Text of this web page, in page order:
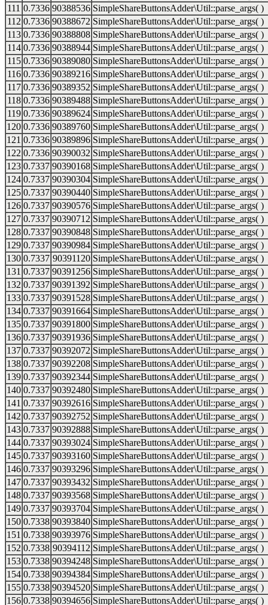
111 0.7336 90388536 SimpleShareButtonsAdder\Util::parse_args( )
112 0.7336 90388672 SimpleShareButtonsAdder\Util::parse_args( )
113 0.7336 90388808 SimpleShareButtonsAdder\Util::parse_args( )
114 0.7336 90388944 SimpleShareButtonsAdder\Util::parse_args( )
115 0.7336 90389080 SimpleShareButtonsAdder\Util::parse_args( )
116 0.7336 90389216 SimpleShareButtonsAdder\Util::parse_args( )
117 0.7336 90389352 SimpleShareButtonsAdder\Util::parse_args( )
118 0.7336 90389488 SimpleShareButtonsAdder\Util::parse_args( )
119 0.7336 90389624 SimpleShareButtonsAdder\Util::parse_args( )
120 0.7336 90389760 SimpleShareButtonsAdder\Util::parse_args( )
121 0.7336 90389896 SimpleShareButtonsAdder\Util::parse_args( )
122 0.7336 90390032 SimpleShareButtonsAdder\Util::parse_args( )
123 0.7337 90390168 SimpleShareButtonsAdder\Util::parse_args( )
124 0.7337 90390304 SimpleShareButtonsAdder\Util::parse_args( )
125 0.7337 90390440 SimpleShareButtonsAdder\Util::parse_args( )
126 0.7337 90390576 SimpleShareButtonsAdder\Util::parse_args( )
127 0.7337 90390712 SimpleShareButtonsAdder\Util::parse_args( )
128 0.7337 90390848 SimpleShareButtonsAdder\Util::parse_args( )
129 0.7337 90390984 SimpleShareButtonsAdder\Util::parse_args( )
130 0.7337 90391120 SimpleShareButtonsAdder\Util::parse_args( )
131 0.7337 90391256 SimpleShareButtonsAdder\Util::parse_args( )
132 0.7337 90391392 SimpleShareButtonsAdder\Util::parse_args( )
133 0.7337 90391528 SimpleShareButtonsAdder\Util::parse_args( )
134 0.7337 90391664 SimpleShareButtonsAdder\Util::parse_args( )
135 0.7337 90391800 SimpleShareButtonsAdder\Util::parse_args( )
136 0.7337 90391936 SimpleShareButtonsAdder\Util::parse_args( )
137 0.7337 90392072 SimpleShareButtonsAdder\Util::parse_args( )
138 0.7337 90392208 SimpleShareButtonsAdder\Util::parse_args( )
139 0.7337 90392344 SimpleShareButtonsAdder\Util::parse_args( )
140 0.7337 90392480 SimpleShareButtonsAdder\Util::parse_args( )
141 0.7337 90392616 SimpleShareButtonsAdder\Util::parse_args( )
142 0.7337 90392752 SimpleShareButtonsAdder\Util::parse_args( )
143 0.7337 90392888 SimpleShareButtonsAdder\Util::parse_args( )
144 0.7337 90393024 SimpleShareButtonsAdder\Util::parse_args( )
145 0.7337 90393160 SimpleShareButtonsAdder\Util::parse_args( )
146 0.7337 90393296 SimpleShareButtonsAdder\Util::parse_args( )
147 0.7337 90393432 SimpleShareButtonsAdder\Util::parse_args( )
148 0.7337 90393568 SimpleShareButtonsAdder\Util::parse_args( )
149 0.7337 90393704 SimpleShareButtonsAdder\Util::parse_args( )
150 0.7338 90393840 SimpleShareButtonsAdder\Util::parse_args( )
151 0.7338 90393976 SimpleShareButtonsAdder\Util::parse_args( )
152 0.7338 90394112 SimpleShareButtonsAdder\Util::parse_args( )
153 0.7338 90394248 SimpleShareButtonsAdder\Util::parse_args( )
154 0.7338 90394384 SimpleShareButtonsAdder\Util::parse_args( )
155 0.7338 90394520 SimpleShareButtonsAdder\Util::parse_args( )
156 0.7338 90394656 SimpleShareButtonsAdder\Util::parse_args( )